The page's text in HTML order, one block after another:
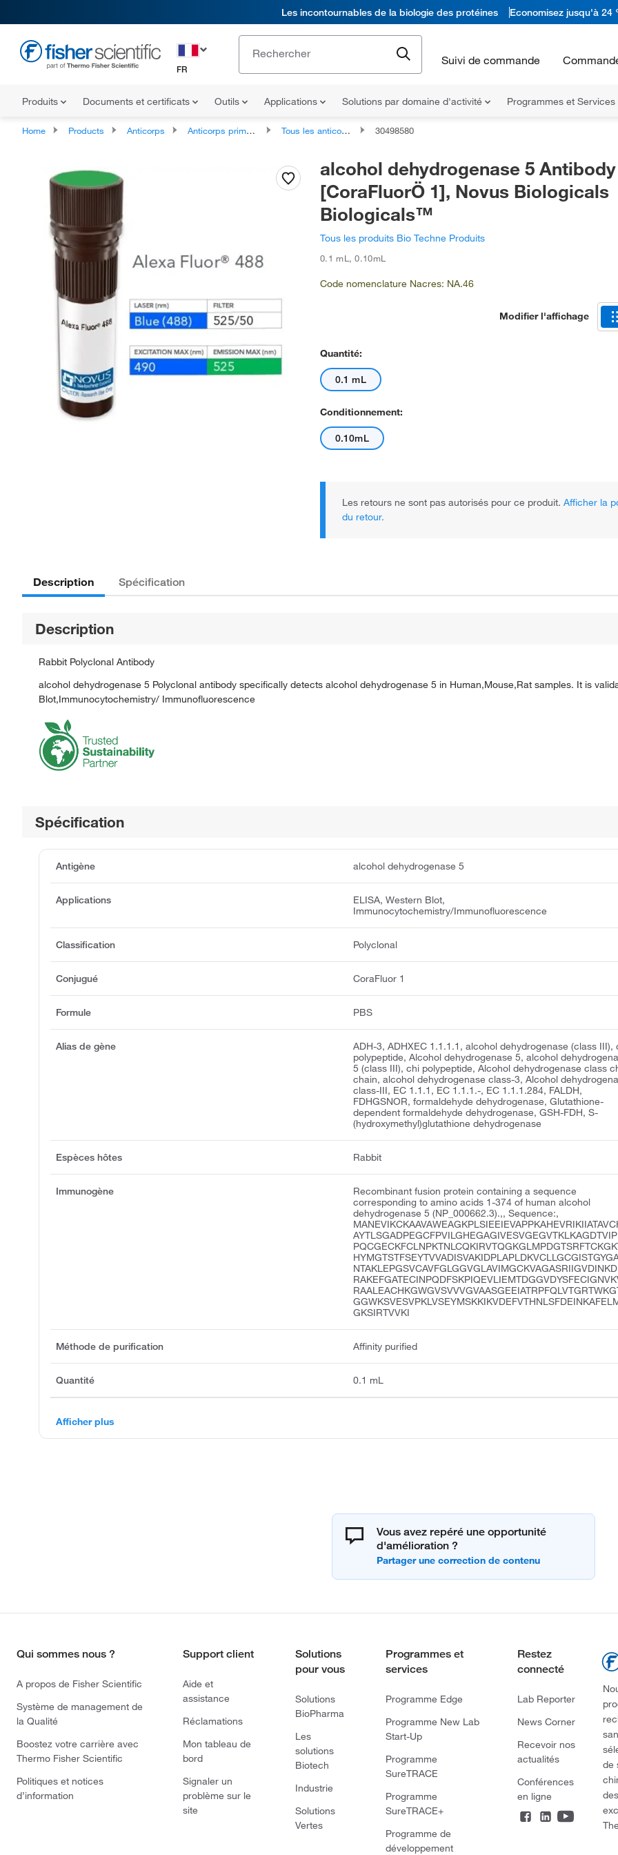
Les incontournables de la biologie des protéines Economisez jusqu'à 24
FR
Suivi de commande
Produits Documents et certificats Outils Applications Solutions par domaine d'activité Programmes et Services
Home Products Anticorps Anticorps primaires Tous les anticorps primaires 30498580
alcohol dehydrogenase 5 Antibody
[CoraFluorÖ 1], Novus Biologicals
Biologicals™
Tous les produits Bio Techne Produits
0.1 mL ,0.10mL
Code nomenclature Nacres: NA.46
Modifier l'affichage
Quantité:
0.1 mL
Conditionnement:
0.10mL
Les retours ne sont pas autorisés pour ce produit. Afficher la
du retour.
Description Spécification
Description
Rabbit Polyclonal Antibody
alcohol dehydrogenase 5 Polyclonal antibody specifically detects alcohol dehydrogenase 5 in Human,Mouse,Rat samples. It is
Blot,Immunocytochemistry/ Immunofluorescence
Spécification
Antigène alcohol dehydrogenase 5
Applications
ELISA, Western Blot,
Immunocytochemistry/Immunofluorescence
Classification Polyclonal
Conjugué CoraFluor 1
Formule PBS
Alias de gène
ADH-3, ADHXEC 1.1.1.1, alcohol dehydrogenase (class III),
polypeptide, Alcohol dehydrogenase 5, alcohol
5 (class III), chi polypeptide, Alcohol dehydrogenase class
chain, alcohol dehydrogenase class-3, Alcohol
class-III, EC 1.1.1, EC 1.1.1.-, EC 1.1.1.284, FALDH,
FDHGSNOR, formaldehyde dehydrogenase, Glutathione-
dependent formaldehyde dehydrogenase, GSH-FDH, S-
(hydroxymethyl)glutathione dehydrogenase
Espèces hôtes Rabbit
Immunogène
Recombinant fusion protein containing a sequence
corresponding to amino acids 1-374 of human alcohol
dehydrogenase 5 (NP_000662.3).,, Sequence:,
GKSIRTVVKI
Méthode de purification Affinity purified
Quantité 0.1 mL
Afficher plus
Vous avez repéré une opportunité
d'amélioration ?
Qui sommes nous ?
A propos de Fisher Scientific
Système de management de
la Qualité
Boostez votre carrière avec
Thermo Fisher Scientific
Politiques et notices
d’information
Support client
Aide et
assistance
Réclamations
Mon tableau de
bord
Signaler un
problème sur le
site
Solutions
pour vous
Solutions
BioPharma
Les
solutions
Biotech
Industrie
Solutions
Vertes
Programmes et
services
Programme Edge
Programme New Lab
Start-Up
Programme
SureTRACE
Programme
SureTRACE+
Programme de
développement
Restez
connecté
Lab Reporter
News Corner
Recevoir nos
actualités
Conférences
en ligne
de